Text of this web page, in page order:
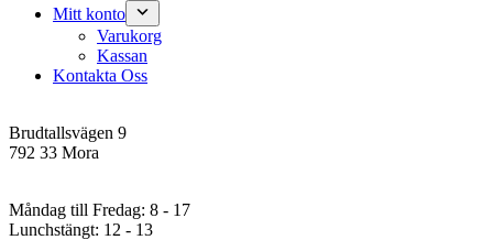
Mitt konto
Varukorg
Kassan
Kontakta Oss
Brudtallsvägen 9
792 33 Mora
Måndag till Fredag: 8 - 17
Lunchstängt: 12 - 13